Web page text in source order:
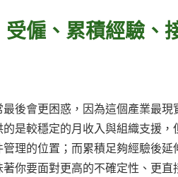
僱、累積經驗、
後會更困惑，因為這個產業最
是較穩定的月收入與組織支援
理的位置；而累積足夠經驗後
你要面對更高的不確定性、更